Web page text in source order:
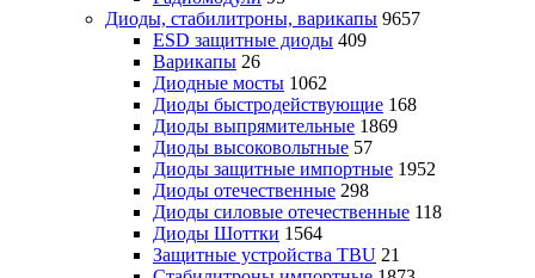
Диоды, стабилитроны, варикапы 9657
ESD защитные диоды 409
Варикапы 26
Диодные мосты 1062
Диоды быстродействующие 168
Диоды выпрямительные 1869
Диоды высоковольтные 57
Диоды защитные импортные 1952
Диоды отечественные 298
Диоды силовые отечественные 118
Диоды Шоттки 1564
Защитные устройства TBU 21